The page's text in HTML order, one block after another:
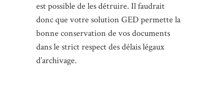
est possible de les détruire. Il faudrait
donc que votre solution GED permette la
bonne conservation de vos documents
dans le strict respect des délais légaux
d’archivage.